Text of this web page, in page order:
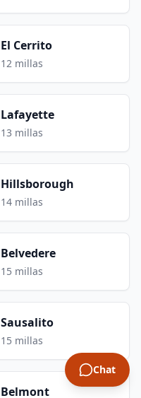
El Cerrito
12 millas
Lafayette
13 millas
Hillsborough
14 millas
Belvedere
15 millas
Sausalito
15 millas
Belmont
Chat